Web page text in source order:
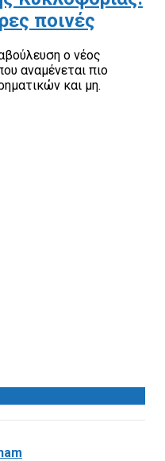
ποινές
ο νέος
αναμένεται πιο
και μη.